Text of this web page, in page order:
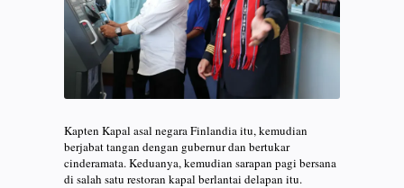
Kapten Kapal asal negara Finlandia itu, kemudian
berjabat tangan dengan gubernur dan bertukar
cinderamata. Keduanya, kemudian sarapan pagi bersana
di salah satu restoran kapal berlantai delapan itu.